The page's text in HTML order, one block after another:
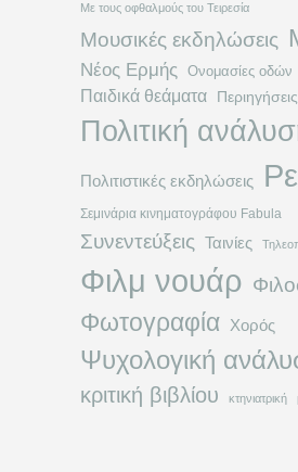
Με τους οφθαλμούς του Τειρεσία
Μουσικές εκδηλώσεις
Νέος Ερμής Ονομασίες οδών
Παιδικά θεάματα Περιηγήσεις
Πολιτική
Πολιτιστικές εκδηλώσεις
Σεμινάρια κινηματογράφου Fabula
Συνεντεύξεις Ταινίες
Φιλμ νουάρ
Φωτογραφία Χορός
Ψυχολογική
κριτική βιβλίου κτηνιατρική